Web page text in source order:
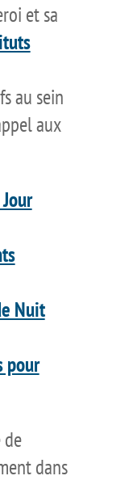
et sa
au sein
aux
Nuit
pour
de
dans